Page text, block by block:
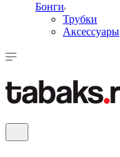
Бонги
Трубки
Аксессуары